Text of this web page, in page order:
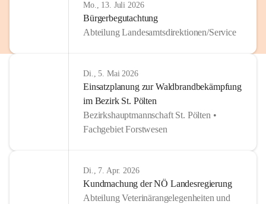
Mo., 13. Juli 2026
Bürgerbegutachtung
Abteilung Landesamtsdirektionen/Service
Di., 5. Mai 2026
Einsatzplanung zur Waldbrandbekämpfung
im Bezirk St. Pölten
Bezirkshauptmannschaft St. Pölten •
Fachgebiet Forstwesen
Di., 7. Apr. 2026
Kundmachung der NÖ Landesregierung
Abteilung Veterinärangelegenheiten und